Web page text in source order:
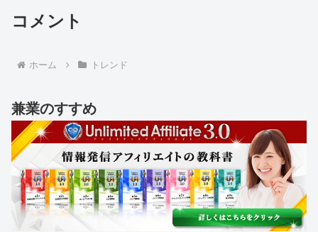
コメント
ホーム トレンド
兼業のすすめ